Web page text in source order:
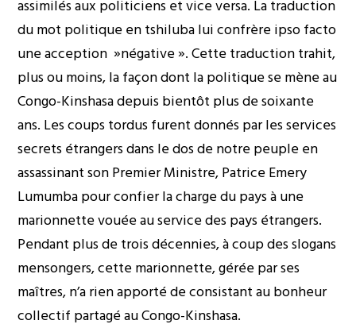
assimilés aux politiciens et vice versa. La traduction
du mot politique en tshiluba lui confrère ipso facto
une acception »négative ». Cette traduction trahit,
plus ou moins, la façon dont la politique se mène au
Congo-Kinshasa depuis bientôt plus de soixante
ans. Les coups tordus furent donnés par les services
secrets étrangers dans le dos de notre peuple en
assassinant son Premier Ministre, Patrice Emery
Lumumba pour confier la charge du pays à une
marionnette vouée au service des pays étrangers.
Pendant plus de trois décennies, à coup des slogans
mensongers, cette marionnette, gérée par ses
maîtres, n’a rien apporté de consistant au bonheur
collectif partagé au Congo-Kinshasa.